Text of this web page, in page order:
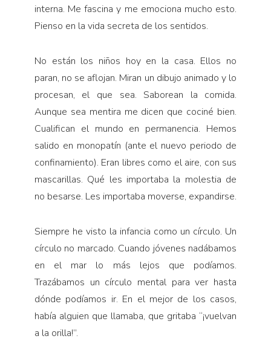
interna. Me fascina y me emociona mucho esto.
Pienso en la vida secreta de los sentidos.
No están los niños hoy en la casa. Ellos no
paran, no se aflo­jan. Miran un dibujo animado y lo
procesan, el que sea. Saborean la comida.
Aunque sea mentira me dicen que cociné bien.
Cualifi­can el mundo en permanencia. Hemos
salido en monopatín (ante el nuevo periodo de
confinamiento). Eran libres como el aire, con sus
mascarillas. Qué les importaba la molestia de
no besarse. Les importaba moverse, expandirse.
Siempre he visto la infancia como un círculo. Un
círculo no marcado. Cuando jóvenes nadábamos
en el mar lo más lejos que podíamos.
Trazábamos un círculo mental para ver hasta
dónde po­díamos ir. En el mejor de los casos,
había alguien que llamaba, que gritaba “¡vuelvan
a la orilla!”.